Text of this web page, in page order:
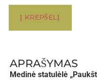
Į KREPŠELĮ
APRAŠYMAS
Medinė statulėlė